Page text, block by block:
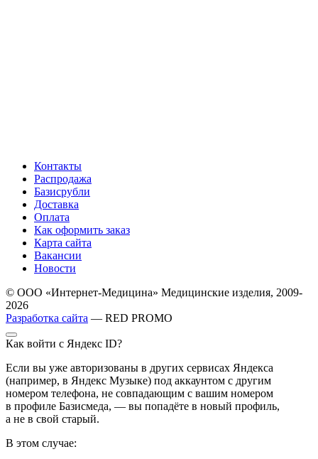
Контакты
Распродажа
Базисрубли
Доставка
Оплата
Как оформить заказ
Карта сайта
Вакансии
Новости
© ООО «Интернет-Медицина» Медицинские изделия, 2009-
2026
Разработка сайта — RED PROMO
Как войти с Яндекс ID?
Если вы уже авторизованы в других сервисах Яндекса
(например, в Яндекс Музыке) под аккаунтом с другим
номером телефона, не совпадающим с вашим номером
в профиле Базисмеда, — вы попадёте в новый профиль,
а не в свой старый.
В этом случае: